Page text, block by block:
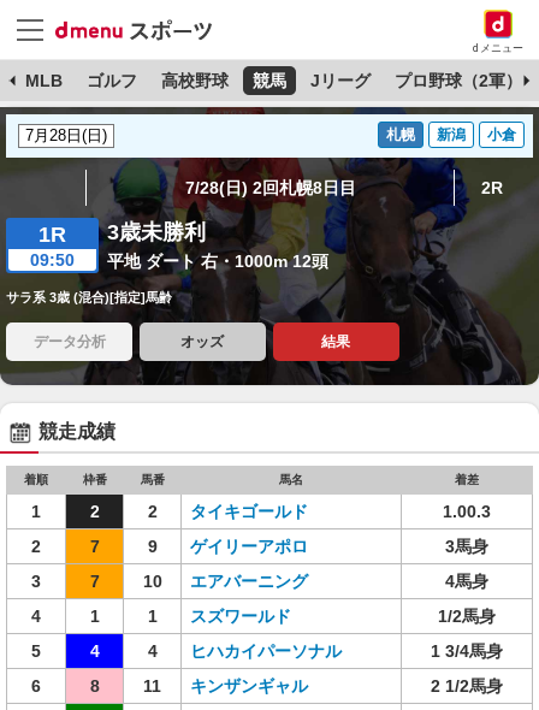
dメニュー
MLB ゴルフ 高校野球 競馬 Jリーグ プロ野球（2軍）
札幌 新潟 小倉
7/28(日) 2回札幌8日目 2R
1R
09:50
3歳未勝利
平地 ダート 右・1000m 12頭
サラ系 3歳 (混合)[指定]馬齢
データ分析 オッズ 結果
競走成績
着順 枠番 馬番 馬名 着差
1 2 2 タイキゴールド
1.00.3
2
7 9 ゲイリーアポロ
3馬身
3
7 10 エアバーニング
4馬身
4
1 1 スズワールド
1/2馬身
5
4 4 ヒハカイパーソナル
1 3/4馬身
6
8 11 キンザンギャル
2 1/2馬身